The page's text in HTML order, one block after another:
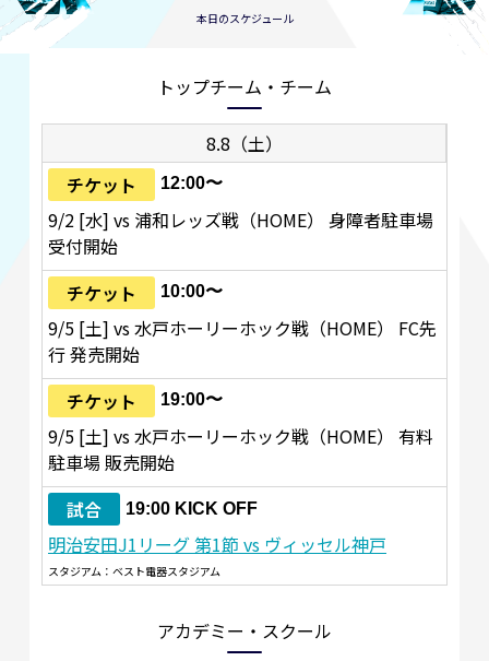
本日のスケジュール
トップチーム・チーム
8.8（土）
チケット
12:00〜
9/2 [水] vs 浦和レッズ戦（HOME） 身障者駐車場
受付開始
チケット
10:00〜
9/5 [土] vs 水戸ホーリーホック戦（HOME） FC先
行 発売開始
チケット
19:00〜
9/5 [土] vs 水戸ホーリーホック戦（HOME） 有料
駐車場 販売開始
試合
19:00 KICK OFF
明治安田J1リーグ 第1節 vs ヴィッセル神戸
スタジアム：ベスト電器スタジアム
アカデミー・スクール